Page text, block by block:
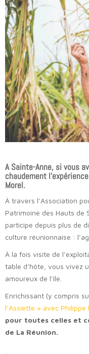
A Sainte-Anne, si vous
chaudement
Morel.
À travers l’Association
Patrimoine des Hauts de
participe depuis plus de
culture réunionnaise :
À la fois visite de
table d’hôte, vous vivez
amoureux de l’île.
Enrichissant (y compris
l’Assiette » avec Philippe
pour toutes celles et
de La Réunion.